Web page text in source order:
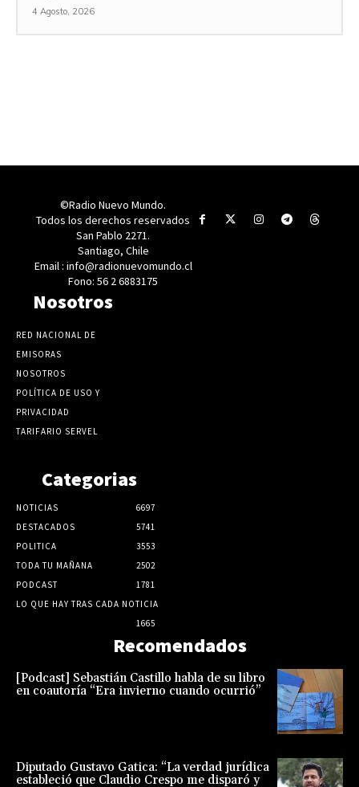
4 Agosto, 2026
©Radio Nuevo Mundo.
Todos los derechos reservados
San Pablo 2271.
Santiago, Chile
Email : info@radionuevomundo.cl
Fono: 56 2 6883175
Nosotros
RED NACIONAL DE
EMISORAS
NOSOTROS
POLÍTICA DE USO Y
PRIVACIDAD
TARIFARIO SERVEL
Categorias
NOTICIAS
6697
DESTACADOS
5741
POLITICA
3553
TODA TU MAÑANA
2502
PODCAST
1781
LO QUE HAY TRAS CADA NOTICIA
1665
Recomendados
[Podcast] Sebastián Castillo habla de su libro
en coautoría “Era invierno cuando ocurrió”
Diputado Gustavo Gatica: “La verdad jurídica
estableció que Claudio Crespo me disparó y